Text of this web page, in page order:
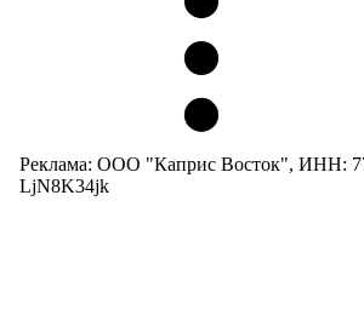
Реклама: ООО "Каприс Восток", ИНН:
LjN8K34jk